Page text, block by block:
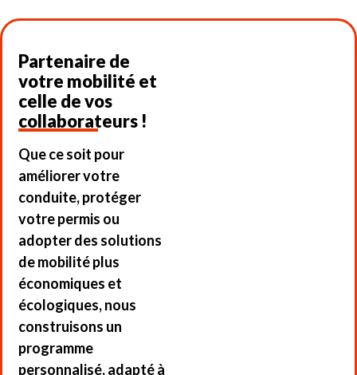
Partenaire de
votre mobilité et
celle de vos
collaborateurs !
Que ce soit pour
améliorer votre
conduite, protéger
votre permis ou
adopter des solutions
de mobilité plus
économiques et
écologiques, nous
construisons un
programme
personnalisé, adapté à